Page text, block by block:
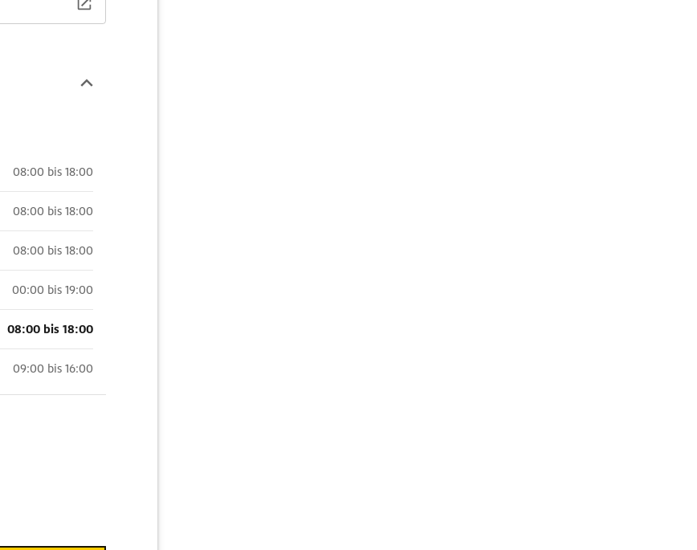
08:00 bis 18:00
08:00 bis 18:00
08:00 bis 18:00
00:00 bis 19:00
08:00 bis 18:00
09:00 bis 16:00